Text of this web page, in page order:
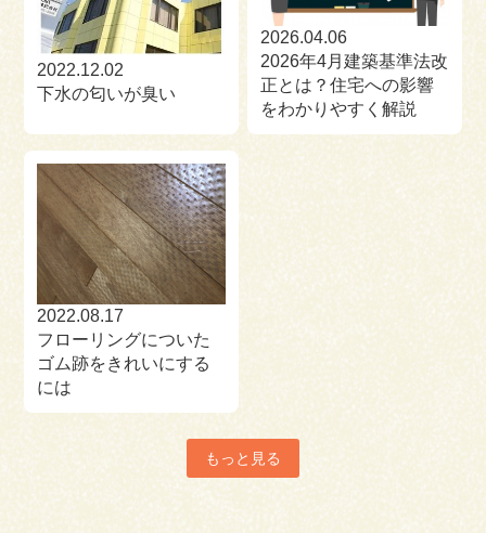
2022.12.02
下水の匂いが臭い
2026.04.06
2026年4月建築基準法改
正とは？住宅への影響
をわかりやすく解説
2022.08.17
フローリングについた
ゴム跡をきれいにする
には
もっと見る